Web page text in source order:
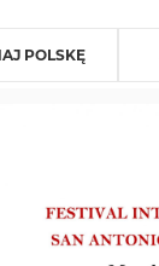
POLSKĘ